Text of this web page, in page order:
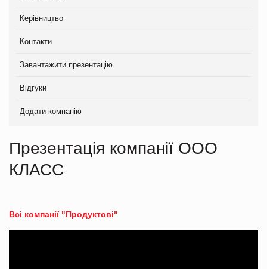
Керівництво
Контакти
Завантажити презентацію
Відгуки
Додати компанію
Презентація компанії ООО
КЛАСС
Всі компанії "Продуктові"